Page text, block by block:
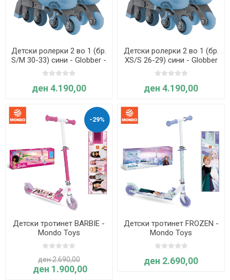
Детски ролерки 2 во 1 (бр.
S/M 30-33) сини - Globber -
Learning Inline Skates
ден 4.190,00
Детски ролерки 2 во 1 (бр.
XS/S 26-29) сини - Globber
- Learning Inline Skates
ден 4.190,00
-29%
Детски тротинет BARBIE -
Mondo Toys
ден 2.690,00
ден 1.900,00
Детски тротинет FROZEN -
Mondo Toys
ден 2.690,00